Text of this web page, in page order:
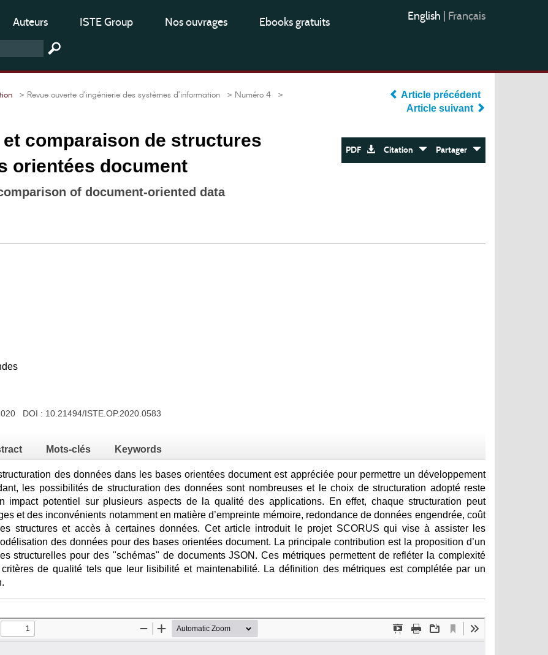
Auteurs ISTE Group Nos ouvrages Ebooks gratuits English Français
> Revue ouverte d’ingénierie des systèmes d’information > Numéro 4 >
comparaison de structures
orientées document
of document-oriented data
Article précédent
Article suivant
PDF Citation Partager
DOI : 10.21494/ISTE.OP.2020.0583
Mots-clés Keywords
des données dans les bases orientées document est appréciée pour permettre un développement
les possibilités de structuration des données sont nombreuses et le choix de structuration adopté reste
impact potentiel sur plusieurs aspects de la qualité des applications. En effet, chaque structuration peut
et des inconvénients notamment en matière d’empreinte mémoire, redondance de données engendrée, coût
structures et accès à certaines données. Cet article introduit le projet SCORUS qui vise à assister les
des données pour des bases orientées document. La principale contribution est la proposition d’un
structurelles pour des "schémas" de documents JSON. Ces métriques permettent de refléter la complexité
de qualité tels que leur lisibilité et maintenabilité. La définition des métriques est complétée par un